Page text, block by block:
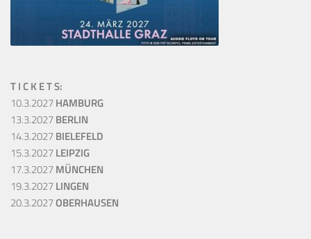
T I C K E T S:
10.3.2027HAMBURG
13.3.2027BERLIN
14.3.2027BIELEFELD
15.3.2027LEIPZIG
17.3.2027MÜNCHEN
19.3.2027LINGEN
20.3.2027OBERHAUSEN